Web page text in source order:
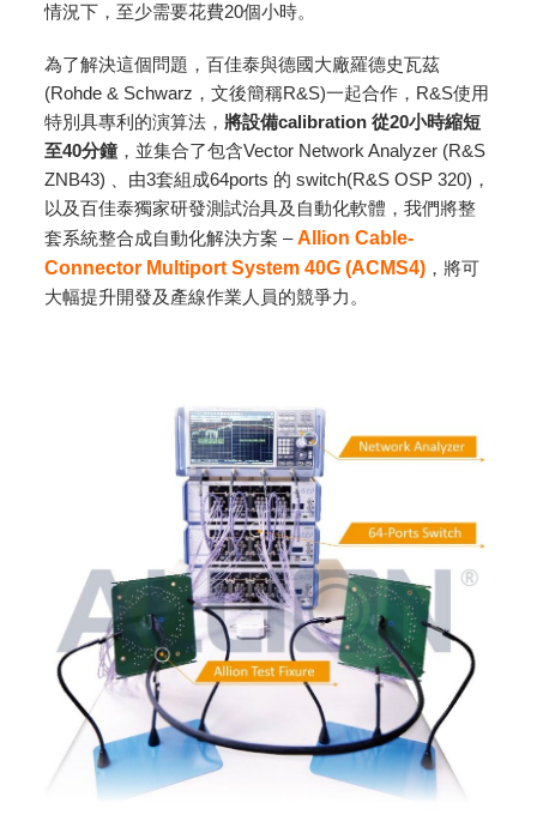
情況下，至少需要花費20個小時。
為了解決這個問題，百佳泰與德國大廠羅德史瓦茲
(Rohde & Schwarz，文後簡稱R&S)一起合作，R&S使用
特別具專利的演算法，將設備calibration 從20小時縮短
至40分鐘 ，並集合了包含Vector Network Analyzer (R&S
ZNB43) 、由3套組成64ports 的 switch(R&S OSP 320)，
以及百佳泰獨家研發測試治具及自動化軟體，我們將整
套系統整合成自動化解決方案 –Allion Cable-
Connector Multiport System 40G (ACMS4) ，將可
大幅提升開發及產線作業人員的競爭力。